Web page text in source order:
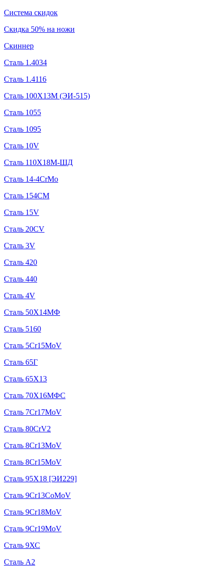
Система скидок
Скидка 50% на ножи
Скиннер
Сталь 1.4034
Сталь 1.4116
Сталь 100Х13М (ЭИ-515)
Сталь 1055
Сталь 1095
Сталь 10V
Сталь 110Х18М-ШД
Сталь 14-4CrMo
Сталь 154CM
Сталь 15V
Сталь 20CV
Сталь 3V
Сталь 420
Сталь 440
Сталь 4V
Сталь 50Х14МФ
Сталь 5160
Сталь 5Cr15MoV
Сталь 65Г
Сталь 65Х13
Сталь 70Х16МФС
Сталь 7Cr17MoV
Сталь 80CrV2
Сталь 8Cr13MoV
Сталь 8Cr15MoV
Сталь 95Х18 [ЭИ229]
Сталь 9Cr13CoMoV
Сталь 9Cr18MoV
Сталь 9Cr19MoV
Сталь 9ХС
Сталь A2